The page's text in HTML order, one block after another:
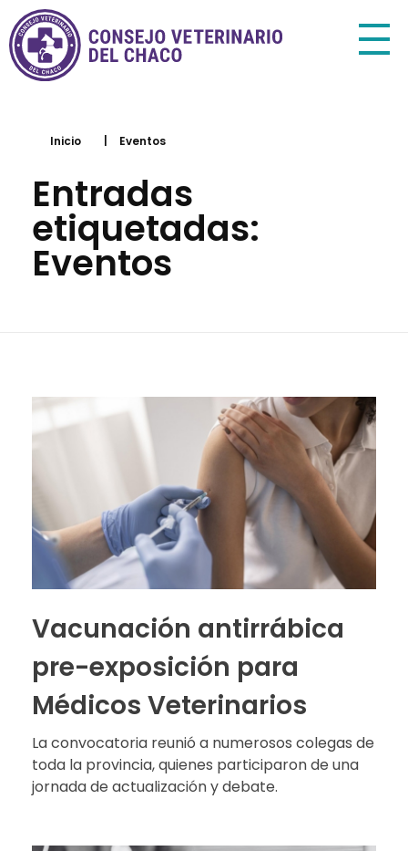
Inicio Eventos
Entradas
etiquetadas:
Eventos
Vacunación antirrábica
pre-exposición para
Médicos Veterinarios
La convocatoria reunió a numerosos colegas de
toda la provincia, quienes participaron de una
jornada de actualización y debate.